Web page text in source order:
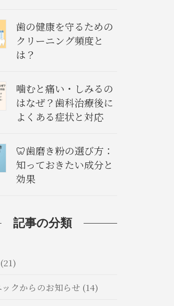
歯の健康を守るための
クリーニング頻度と
は？
噛むと痛い・しみるの
はなぜ？歯科治療後に
よくある症状と対応
🦷歯磨き粉の選び方：
知っておきたい成分と
効果
記事の分類
ックからのお知らせ (14)